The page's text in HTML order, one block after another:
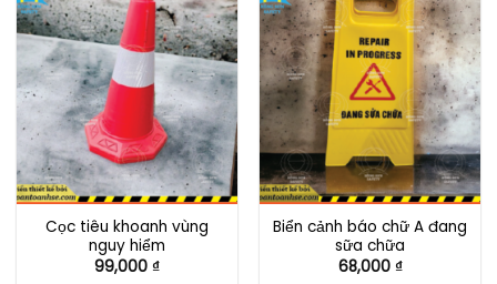
Cọc tiêu khoanh vùng
nguy hiểm
99,000 ₫
Biển cảnh báo chữ A đang
sữa chữa
68,000 ₫